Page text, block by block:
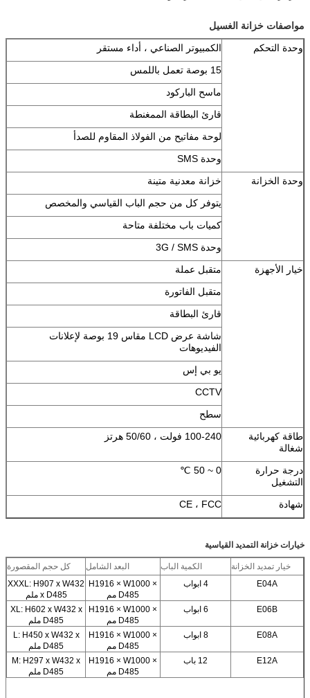
مواصفات خزانة الغسيل
وحدة التحكم
الكمبيوتر الصناعي ، أداء مستقر
15 بوصة تعمل باللمس
ماسح الباركود
قارئ البطاقة الممغنطة
لوحة مفاتيح من الفولاذ المقاوم للصدأ
وحدة SMS
وحدة الخزانة
خزانة معدنية متينة
يتوفر كل من حجم الباب القياسي والمخصص
كميات باب مختلفة متاحة
وحدة 3G / SMS
خيار الأجهزة
متقبل عملة
متقبل الفاتورة
قارئ البطاقة
شاشة عرض LCD مقاس 19 بوصة لإعلانات
الفيديوهات
يو بي إس
CCTV
سطح
طاقة كهربائية
شغالة
100-240 فولت ، 50/60 هرتز
درجة حرارة
التشغيل
0 ~ 50 ℃
شهادة CE ، FCC
خيارات خزانة التمديد القياسية
خيار تمديد الخزانة الكمية الباب البعد الشامل
كل حجم المقصورة
E04A
4 ابواب
H1916 × W1000 ×
D485 مم
XXXL: H907 x W432
x D485 ملم
E06B
6 ابواب
H1916 × W1000 ×
D485 مم
XL: H602 x W432 x
D485 ملم
E08A
8 ابواب
H1916 × W1000 ×
D485 مم
L: H450 x W432 x
D485 ملم
E12A
12 باب
H1916 × W1000 ×
D485 مم
M: H297 x W432 x
D485 ملم